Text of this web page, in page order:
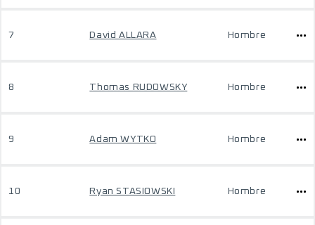
7 David ALLARA Hombre
8 Thomas RUDOWSKY Hombre
9 Adam WYTKO Hombre
10 Ryan STASIOWSKI Hombre